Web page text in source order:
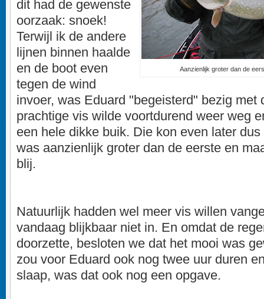
Aanzienlijk groter dan de
dit had de gewenste
oorzaak: snoek!
Terwijl ik de andere
lijnen binnen haalde
en de boot even
tegen de wind
invoer, was Eduard "begeisterd" bezig met
prachtige vis wilde voortdurend weer weg
een hele dikke buik. Die kon even later
was aanzienlijk groter dan de eerste en
blij.
Natuurlijk hadden wel meer vis willen
vandaag blijkbaar niet in. En omdat de
doorzette, besloten we dat het mooi was
zou voor Eduard ook nog twee uur duren
slaap, was dat ook nog een opgave.